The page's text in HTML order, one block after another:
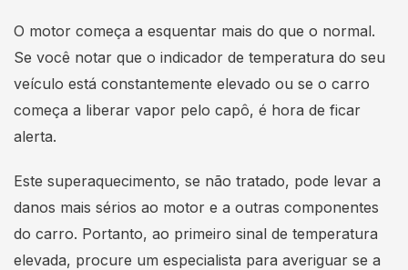
O motor começa a esquentar mais do que o normal.
Se você notar que o indicador de temperatura do seu
veículo está constantemente elevado ou se o carro
começa a liberar vapor pelo capô, é hora de ficar
alerta.
Este superaquecimento, se não tratado, pode levar a
danos mais sérios ao motor e a outras componentes
do carro. Portanto, ao primeiro sinal de temperatura
elevada, procure um especialista para averiguar se a